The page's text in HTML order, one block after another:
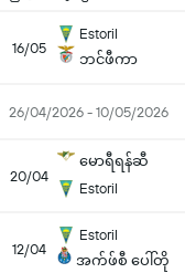
16/05
Estoril
ဘင်ဖီကာ
26/04/2026 - 10/05/2026
20/04
မောရီရန်ဆီ
Estoril
12/04
Estoril
အက်ဖ်စီ ပေါ်တို